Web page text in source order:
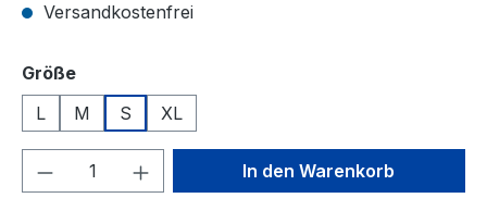
Versandkostenfrei
Größeauswählen
L
M S XL
Produkt Anzahl: Gib denIn den Warenkorb